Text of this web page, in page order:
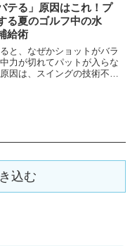
テる」原因はこれ！プ
る夏のゴルフ中の水
給術
ると、なぜかショットがバラ
力が切れてパットが入らな
因は、スイングの技術不足
込む